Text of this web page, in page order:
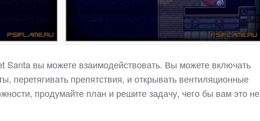
Santa вы можете взаимодействовать. Вы можете включать
перетягивать препятствия, и открывать вентиляционные
продумайте план и решите задачу, чего бы вам это не